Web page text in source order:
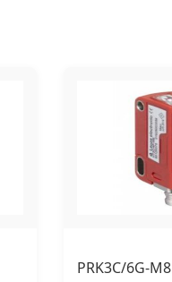
PRK3C/6G-M8